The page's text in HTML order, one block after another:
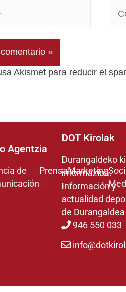
Akismet para reducir el
Agentzia
de
PrensaMarketing
DOT Kirolak
Durangaldeko
informazioa.
Información y
actualidad
de Durangaldea
946 550 033